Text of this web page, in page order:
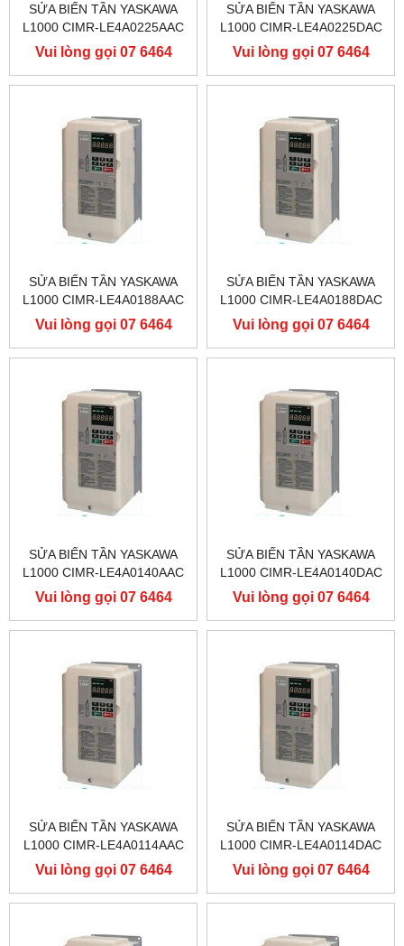
SỬA BIẾN TẦN YASKAWA
L1000 CIMR-LE4A0225AAC
400V 110KW, BIẾN TẦN
YASKAWA L1000
Vui lòng gọi 07 6464
SỬA BIẾN TẦN YASKAWA
L1000 CIMR-LE4A0225DAC
400V 110KW, BIẾN TẦN
YASKAWA L1000
Vui lòng gọi 07 6464
SỬA BIẾN TẦN YASKAWA
L1000 CIMR-LE4A0188AAC
400V 90KW, BIẾN TẦN
YASKAWA L1000
Vui lòng gọi 07 6464
SỬA BIẾN TẦN YASKAWA
L1000 CIMR-LE4A0188DAC
400V 90KW, BIẾN TẦN
YASKAWA L1000
Vui lòng gọi 07 6464
SỬA BIẾN TẦN YASKAWA
L1000 CIMR-LE4A0140AAC
400V 75KW, BIẾN TẦN
YASKAWA L1000
Vui lòng gọi 07 6464
SỬA BIẾN TẦN YASKAWA
L1000 CIMR-LE4A0140DAC
400V 75KW, BIẾN TẦN
YASKAWA L1000
Vui lòng gọi 07 6464
SỬA BIẾN TẦN YASKAWA
L1000 CIMR-LE4A0114AAC
400V 55KW, BIẾN TẦN
YASKAWA L1000
Vui lòng gọi 07 6464
SỬA BIẾN TẦN YASKAWA
L1000 CIMR-LE4A0114DAC
400V 55KW, BIẾN TẦN
YASKAWA L1000
Vui lòng gọi 07 6464